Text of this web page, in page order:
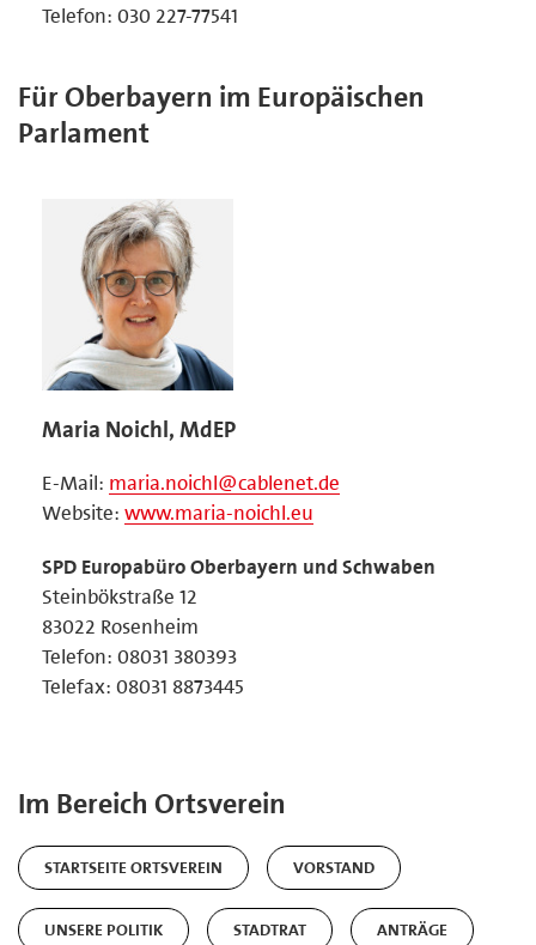
Telefon: 030 227-77541
Für Oberbayern im Europäischen
Parlament
Maria Noichl, MdEP
E-Mail: maria.noichl@cablenet.de
Website: www.maria-noichl.eu
SPD Europabüro Oberbayern und Schwaben
Steinbökstraße 12
83022 Rosenheim
Telefon: 08031 380393
Telefax: 08031 8873445
Im Bereich Ortsverein
STARTSEITE ORTSVEREIN VORSTAND
UNSERE POLITIK STADTRAT ANTRÄGE